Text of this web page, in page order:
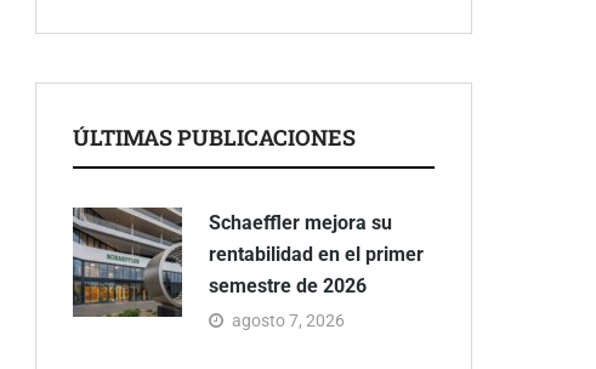
ÚLTIMAS PUBLICACIONES
Schaeffler mejora su
rentabilidad en el primer
semestre de 2026
agosto 7, 2026